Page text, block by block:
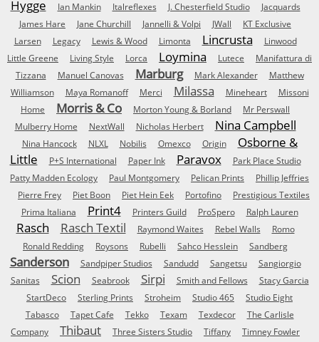
Hygge Ian Mankin Italreflexes J. Chesterfield Studio
Jacquards
James Hare
Jane Churchill Jannelli & Volpi JWall
KT Exclusive
Larsen
Legacy Lewis & Wood Limonta Lincrusta
Linwood
Little Greene
Living Style Lorca Loymina Lutece
Manifattura di
Tizzana
Manuel Canovas Marburg Mark Alexander
Matthew
Williamson
Maya Romanoff Merci Milassa Mineheart
Missoni
Home
Morris & Co Morton Young & Borland
Mr Perswall
Mulberry Home
NextWall Nicholas Herbert Nina Campbell
Nina Hancock NLXL Nobilis Omexco Origin
Osborne &
Little
P+S International Paper Ink Paravox
Park Place Studio
Patty Madden Ecology
Paul Montgomery Pelican Prints
Phillip Jeffries
Pierre Frey
Piet Boon Piet Hein Eek Portofino
Prestigious Textiles
Prima Italiana
Print4 Printers Guild ProSpero Ralph Lauren
Rasch Rasch Textil Raymond Waites Rebel Walls
Romo
Ronald Redding
Roysons Rubelli Sahco Hesslein Sandberg
Sanderson Sandpiper Studios Sandudd Sangetsu
Sangiorgio
Sanitas
Scion Seabrook Sirpi Smith and Fellows
Stacy Garcia
StartDeco
Sterling Prints Stroheim Studio 465
Studio Eight
Tabasco
Tapet Cafe Tekko Texam Texdecor
The Carlisle
Company
Thibaut Three Sisters Studio Tiffany
Timney Fowler